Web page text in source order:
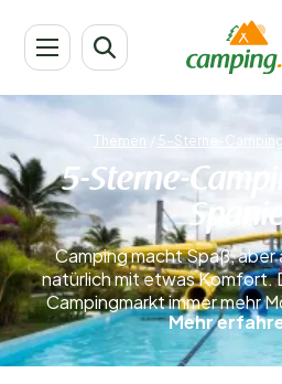
Themen / 5-Sterne-
5-Sterne-
Camping macht Spaß, aber
natürlich mit etwas Komfort.
Campingmarkt immer mehr
selbstverständlich auch
beliebtesten Urlaubsländer.
Sommer nach Spanien zu
Mehr